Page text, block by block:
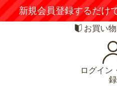
新規会員登録するだけ
お買い
ログイン
録